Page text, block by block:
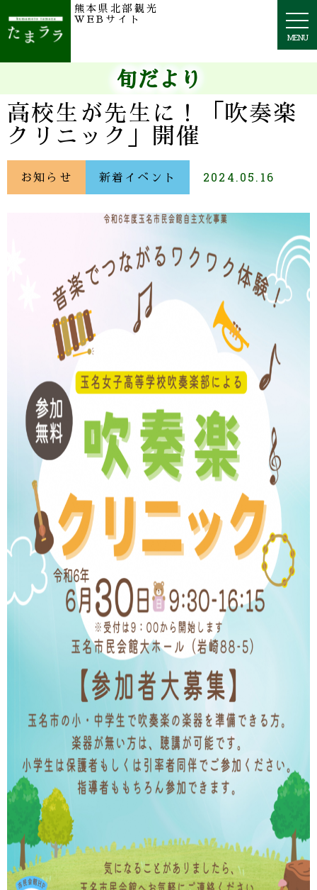
MENU
熊本県北部観光
WEBサイト
旬だより
高校生が先生に！「吹奏楽
クリニック」開催
お知らせ 新着イベント 2024.05.16